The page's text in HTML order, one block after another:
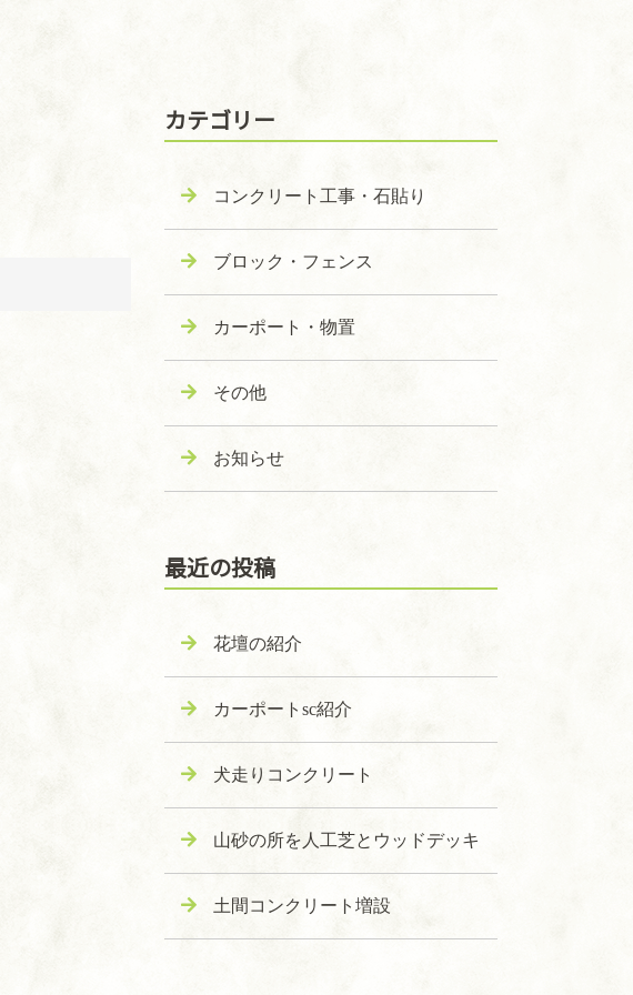
カテゴリー
コンクリート工事・石貼り
ブロック・フェンス
カーポート・物置
その他
お知らせ
最近の投稿
花壇の紹介
カーポートsc紹介
犬走りコンクリート
山砂の所を人工芝とウッドデッキ
土間コンクリート増設